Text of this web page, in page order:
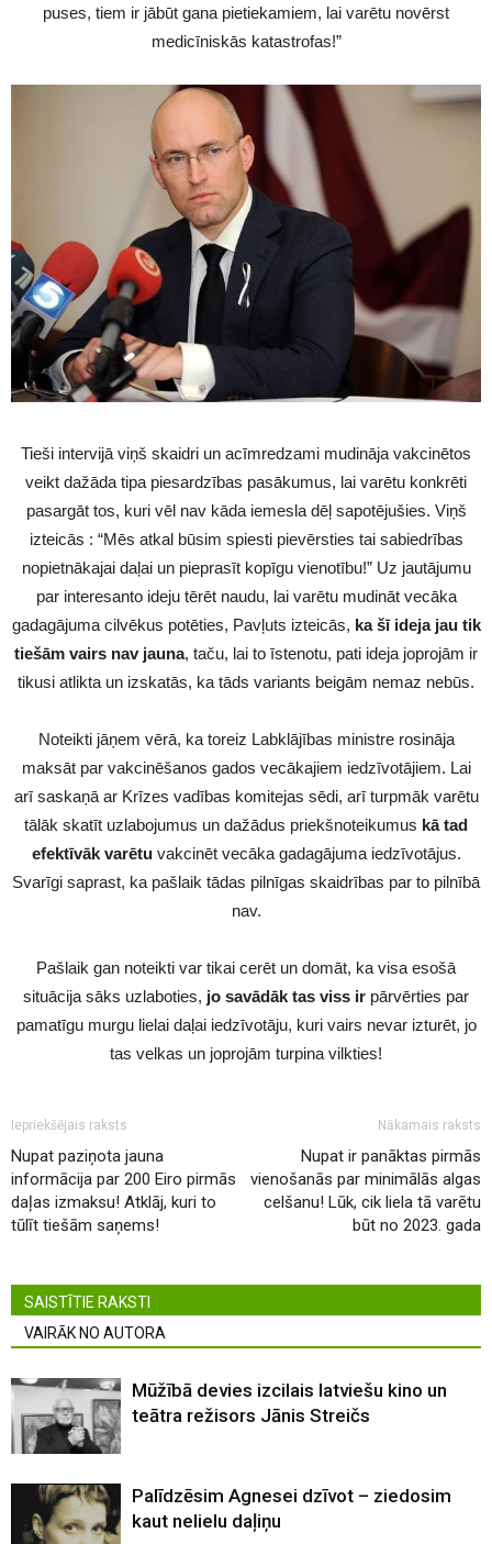
puses, tiem ir jābūt gana pietiekamiem, lai varētu novērst
medicīniskās katastrofas!”
Tieši intervijā viņš skaidri un acīmredzami mudināja vakcinētos
veikt dažāda tipa piesardzības pasākumus, lai varētu konkrēti
pasargāt tos, kuri vēl nav kāda iemesla dēļ sapotējušies. Viņš
izteicās : “Mēs atkal būsim spiesti pievērsties tai sabiedrības
nopietnākajai daļai un pieprasīt kopīgu vienotību!” Uz jautājumu
par interesanto ideju tērēt naudu, lai varētu mudināt vecāka
gadagājuma cilvēkus potēties, Pavļuts izteicās, ka šī ideja jau tik
tiešām vairs nav jauna, taču, lai to īstenotu, pati ideja joprojām ir
tikusi atlikta un izskatās, ka tāds variants beigām nemaz nebūs.
Noteikti jāņem vērā, ka toreiz Labklājības ministre rosināja
maksāt par vakcinēšanos gados vecākajiem iedzīvotājiem. Lai
arī saskaņā ar Krīzes vadības komitejas sēdi, arī turpmāk varētu
tālāk skatīt uzlabojumus un dažādus priekšnoteikumus kā tad
efektīvāk varētuvakcinēt vecāka gadagājuma iedzīvotājus.
Svarīgi saprast, ka pašlaik tādas pilnīgas skaidrības par to pilnībā
nav.
Pašlaik gan noteikti var tikai cerēt un domāt, ka visa esošā
situācija sāks uzlaboties, jo savādāk tas viss ir pārvērties par
pamatīgu murgu lielai daļai iedzīvotāju, kuri vairs nevar izturēt, jo
tas velkas un joprojām turpina vilkties!
Iepriekšējais raksts
Nupat paziņota jauna
informācija par 200 Eiro pirmās
daļas izmaksu! Atklāj, kuri to
tūlīt tiešām saņems!
Nākamais raksts
Nupat ir panāktas pirmās
vienošanās par minimālās algas
celšanu! Lūk, cik liela tā varētu
būt no 2023. gada
SAISTĪTIE RAKSTI
VAIRĀK NO AUTORA
Mūžībā devies izcilais latviešu kino un
teātra režisors Jānis Streičs
Palīdzēsim Agnesei dzīvot – ziedosim
kaut nelielu daļiņu